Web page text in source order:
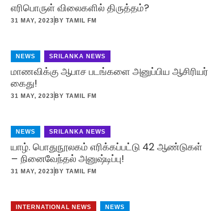
எரிபொருள் விலைகளில் திருத்தம்?
31 MAY, 2023 BYTAMIL FM
NEWS SRILANKA NEWS
மாணவிக்கு ஆபாச படங்களை அனுப்பிய ஆசிரியர்
கைது!
31 MAY, 2023 BYTAMIL FM
NEWS SRILANKA NEWS
யாழ். பொதுநூலகம் எரிக்கப்பட்டு 42 ஆண்டுகள்
– நினைவேந்தல் அனுஷ்டிப்பு!
31 MAY, 2023 BYTAMIL FM
INTERNATIONAL NEWS NEWS